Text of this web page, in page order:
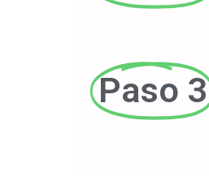
Paso 3